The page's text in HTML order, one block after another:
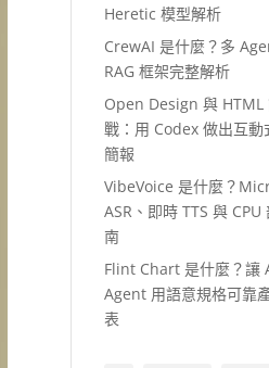
Heretic 模型解析
CrewAI 是什麼？多
RAG 框架完整解析
Open Design 與 HTML
戰：用 Codex 做出互動
簡報
VibeVoice 是什麼？
ASR、即時 TTS 與 CPU
南
Flint Chart 是什麼？讓
Agent 用語意規格可靠
表